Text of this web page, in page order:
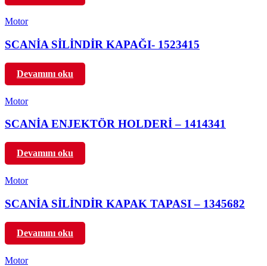
Motor
SCANİA SİLİNDİR KAPAĞI- 1523415
Devamını oku
Motor
SCANİA ENJEKTÖR HOLDERİ – 1414341
Devamını oku
Motor
SCANİA SİLİNDİR KAPAK TAPASI – 1345682
Devamını oku
Motor